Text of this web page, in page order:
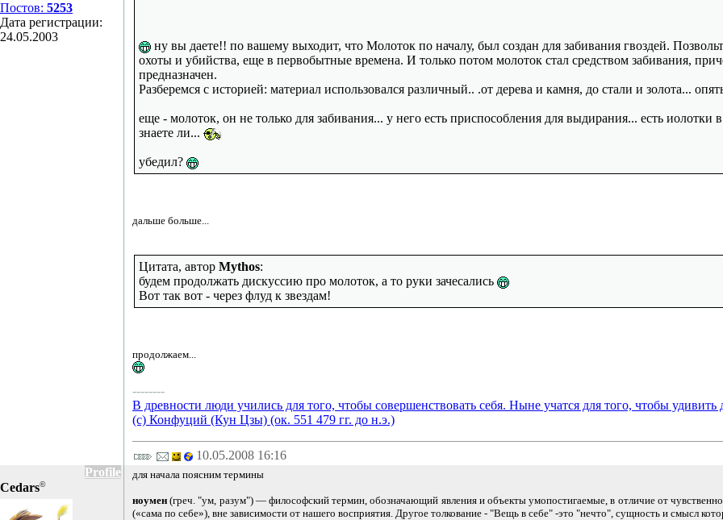
Постов: 5253
Дата регистрации:
24.05.2003
ну вы даете!! по вашему выходит, что Молоток по началу, был создан для забивания гвоздей.
охоты и убийства, еще в первобытные времена. И только потом молоток стал средством забивания,
предназначен.
Разберемся с историей: материал использовался различный.. .от дерева и камня, до стали и золота...
еще - молоток, он не только для забивания... у него есть приспособления для выдирания... есть
знаете ли...
убедил?
дальше больше...
Цитата, автор Mythos:
будем продолжать дискуссию про молоток, а то руки зачесались
Вот так вот - через флуд к звездам!
продолжаем...
--------
В древности люди учились для того, чтобы совершенствовать себя. Ныне учатся для того, чтобы удивить
(с) Конфуций (Кун Цзы) (ок. 551 479 гг. до н.э.)
10.05.2008 16:16
Profile
Cedars©
для начала поясним термины
ноумен (греч. "ум, разум") — философский термин, обозначающий явления и объекты умопостигаемые, в отличие от
(«сама по себе»), вне зависимости от нашего восприятия. Другое толкование - "Вещь в себе" -это "нечто", сущность и смысл